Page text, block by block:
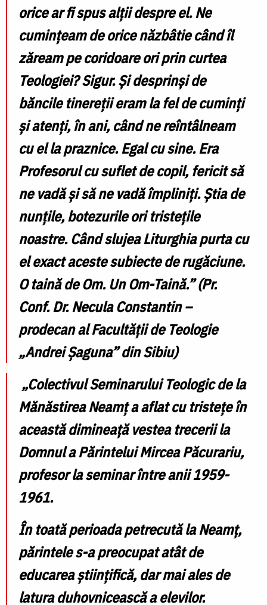
orice ar fi spus alții despre el. Ne
cumințeam de orice năzbâtie când îl
zăream pe coridoare ori prin curtea
Teologiei? Sigur. Și desprinși de
băncile tinereții eram la fel de cuminți
și atenți, în ani, când ne reîntâlneam
cu el la praznice. Egal cu sine. Era
Profesorul cu suflet de copil, fericit să
ne vadă și să ne vadă împliniți. Știa de
nunțile, botezurile ori tristețile
noastre. Când slujea Liturghia purta cu
el exact acestesubiecte de rugăciune.
O taină de Om. Un Om-Taină.”(Pr.
Conf. Dr. Necula Constantin –
prodecan al Facultății de Teologie
„Andrei Șaguna” din Sibiu)
„Colectivul Seminarului Teologic de la
Mănăstirea Neamț a aflat cu tristețe în
această dimineață vestea trecerii la
Domnul a Părintelui Mircea Păcurariu,
profesor la seminar între anii 1959-
1961.
În toată perioada petrecută la Neamț,
părintele s-a preocupat atât de
educarea științifică, dar mai ales de
latura duhovnicească a elevilor.